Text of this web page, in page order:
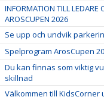
INFORMATION TILL LEDARE
AROSCUPEN 2026
Se upp och undvik
Spelprogram ArosCupen
Du kan finnas som viktig
skillnad
Välkommen till KidsCorner